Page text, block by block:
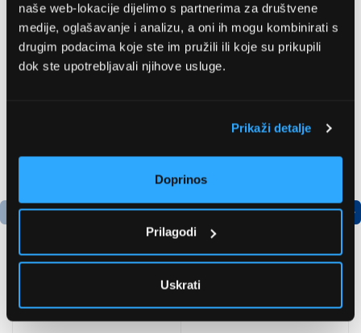
naše web-lokacije dijelimo s partnerima za društvene
medije, oglašavanje i analizu, a oni ih mogu kombinirati s
drugim podacima koje ste im pružili ili koje su prikupili
dok ste upotrebljavali njihove usluge.
Prikaži detalje
Doprinos
Prilagodi
Uskrati
Preporučujemo za vas
AdvancedAquatak 160
visokotlačni perač
LG GBBSJ10EPY
Hladnjak s donjim
zamrzivačem